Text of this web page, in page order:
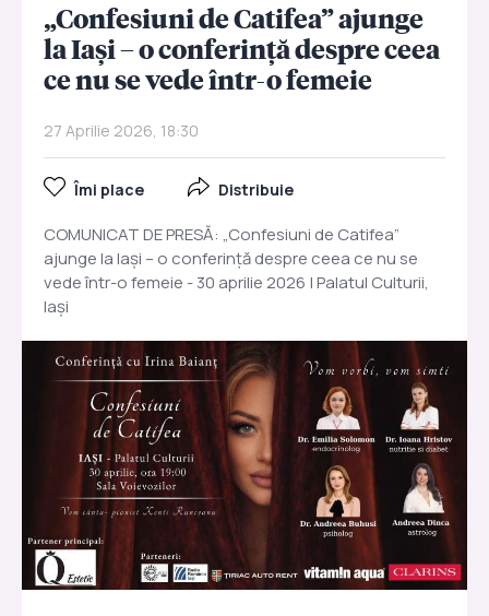
„Confesiuni de Catifea” ajunge
la Iași – o conferință despre ceea
ce nu se vede într-o femeie
27 Aprilie 2026, 18:30
Îmi place Distribuie
COMUNICAT DE PRESĂ: „Confesiuni de Catifea”
ajunge la Iași – o conferință despre ceea ce nu se
vede într-o femeie - 30 aprilie 2026 | Palatul Culturii,
Iași